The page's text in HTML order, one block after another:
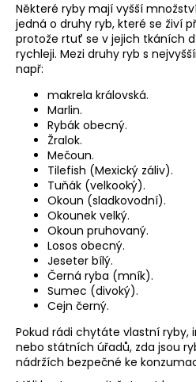
Některé ryby mají vyšší
jedná o druhy ryb, které se živí
protože rtuť se v jejich tkáních
rychleji. Mezi druhy ryb s
např:
makrela královská.
Marlin.
Rybák obecný.
Žralok.
Mečoun.
Tilefish (Mexický záliv).
Tuňák (velkooký).
Okoun (sladkovodní).
Okounek velký.
Okoun pruhovaný.
Losos obecný.
Jeseter bílý.
Černá ryba (mník).
Sumec (divoký).
Cejn černý.
Pokud rádi chytáte vlastní
nebo státních úřadů, zda jsou
nádržích bezpečné ke